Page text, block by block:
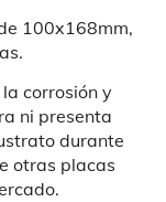
100x168mm,
corrosión y
ni presenta
durante
otras placas